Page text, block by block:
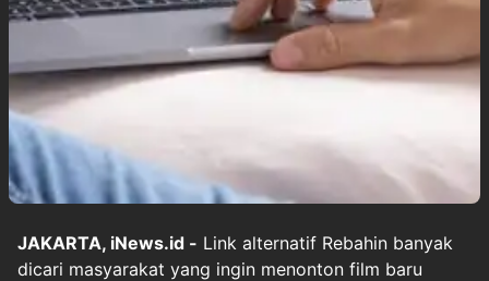
JAKARTA, iNews.id - Link alternatif Rebahin banyak
dicari masyarakat yang ingin menonton film baru